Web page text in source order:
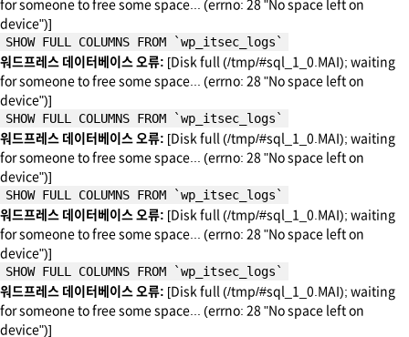
for someone to free some space... (errno: 28 "No space left on
device")]
SHOW FULL COLUMNS FROM `wp_itsec_logs`
워드프레스 데이터베이스 오류: [Disk full (/tmp/#sql_1_0.MAI); waiting
for someone to free some space... (errno: 28 "No space left on
device")]
SHOW FULL COLUMNS FROM `wp_itsec_logs`
워드프레스 데이터베이스 오류: [Disk full (/tmp/#sql_1_0.MAI); waiting
for someone to free some space... (errno: 28 "No space left on
device")]
SHOW FULL COLUMNS FROM `wp_itsec_logs`
워드프레스 데이터베이스 오류: [Disk full (/tmp/#sql_1_0.MAI); waiting
for someone to free some space... (errno: 28 "No space left on
device")]
SHOW FULL COLUMNS FROM `wp_itsec_logs`
워드프레스 데이터베이스 오류: [Disk full (/tmp/#sql_1_0.MAI); waiting
for someone to free some space... (errno: 28 "No space left on
device")]